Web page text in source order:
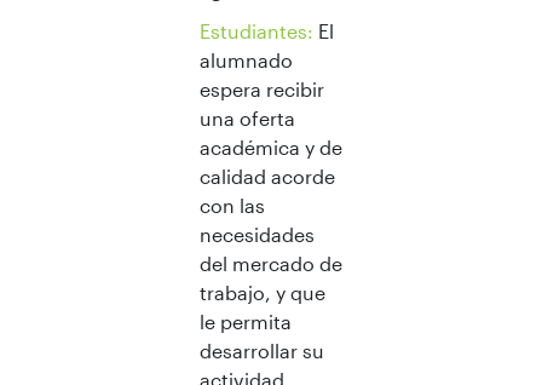
Estudiantes: El
alumnado
espera recibir
una oferta
académica y de
calidad acorde
con las
necesidades
del mercado de
trabajo, y que
le permita
desarrollar su
actividad